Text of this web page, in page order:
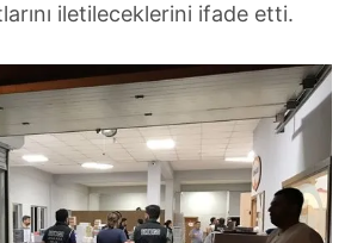
iletileceklerini ifade etti.